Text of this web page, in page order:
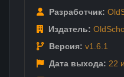
Разработчик:
Издатель:
Версия: v1.6.1
Дата выхода: 22